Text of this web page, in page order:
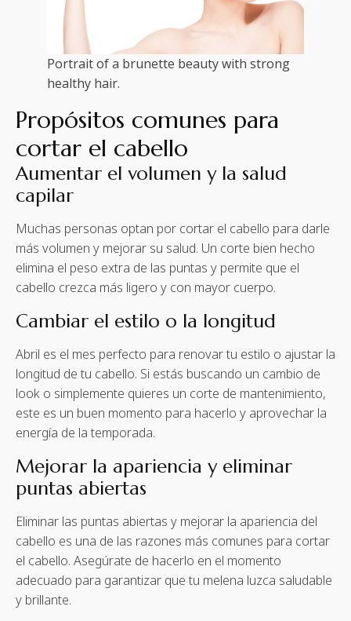
Portrait of a brunette beauty with strong
healthy hair.
Propósitos comunes para
cortar el cabello
Aumentar el volumen y la salud
capilar
Muchas personas optan por cortar el cabello para darle
más volumen y mejorar su salud. Un corte bien hecho
elimina el peso extra de las puntas y permite que el
cabello crezca más ligero y con mayor cuerpo.
Cambiar el estilo o la longitud
Abril es el mes perfecto para renovar tu estilo o ajustar la
longitud de tu cabello. Si estás buscando un cambio de
look o simplemente quieres un corte de mantenimiento,
este es un buen momento para hacerlo y aprovechar la
energía de la temporada.
Mejorar la apariencia y eliminar
puntas abiertas
Eliminar las puntas abiertas y mejorar la apariencia del
cabello es una de las razones más comunes para cortar
el cabello. Asegúrate de hacerlo en el momento
adecuado para garantizar que tu melena luzca saludable
y brillante.